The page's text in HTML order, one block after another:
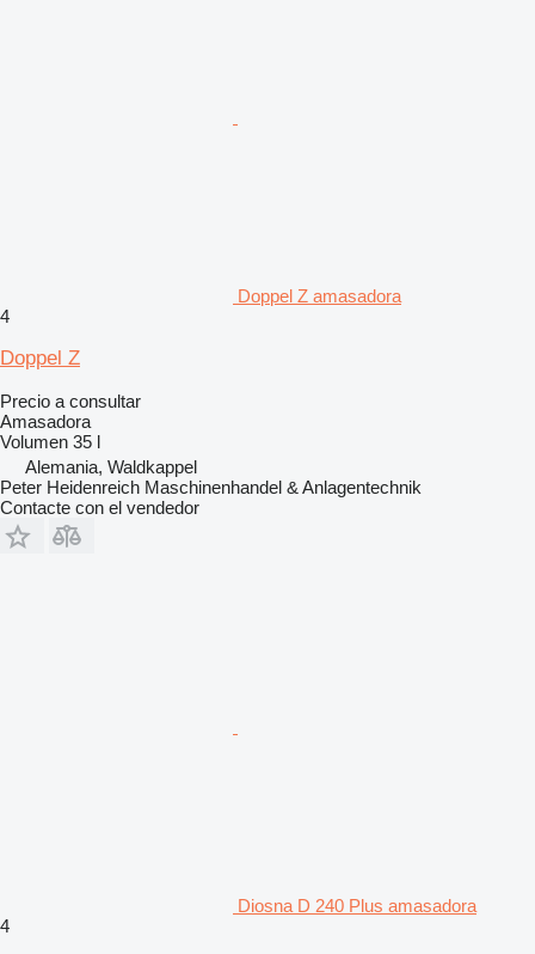
Doppel Z amasadora
4
Doppel Z
Precio a consultar
Amasadora
Volumen 35 l
Alemania, Waldkappel
Peter Heidenreich Maschinenhandel & Anlagentechnik
Contacte con el vendedor
Diosna D 240 Plus amasadora
4